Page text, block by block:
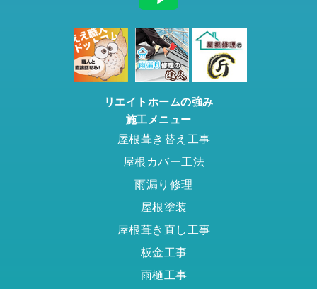
リエイトホームの強み
施工メニュー
屋根葺き替え工事
屋根カバー工法
雨漏り修理
屋根塗装
屋根葺き直し工事
板金工事
雨樋工事